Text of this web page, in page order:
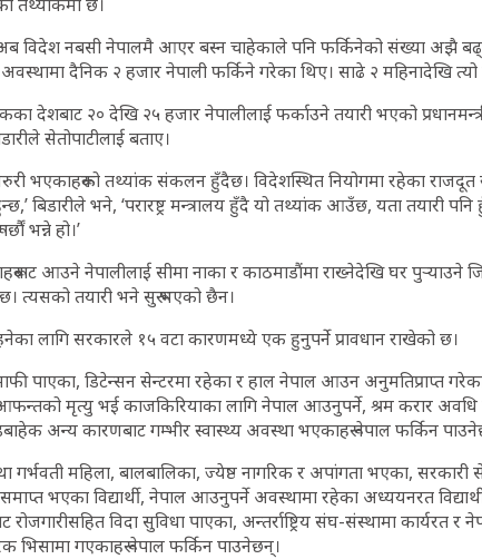
विदेश नबसी नेपालमै आएर बस्न चाहेकाले पनि फर्किनेको संख्या अझै बढ्न
दैनिक २ हजार नेपाली फर्किने गरेका थिए। साढे २ महिनादेखि
देशबाट २० देखि २५ हजार नेपालीलाई फर्काउने तयारी भएको
सेतोपाटीलाई बताए।
भएकाहरूको तथ्यांक संकलन हुँदैछ। विदेशस्थित नियोगमा रहेका
बिडारीले भने, ‘परारष्ट्र मन्त्रालय हुँदै यो तथ्यांक आउँछ, यता तयारी पनि
भन्ने हो।’
आउने नेपालीलाई सीमा नाका र काठमाडौंमा राख्नेदेखि घर पुर्‍याउने
त्यसको तयारी भने सुरू भएको छैन।
लागि सरकारले १५ वटा कारणमध्ये एक हुनुपर्ने प्रावधान राखेको छ।
पाएका, डिटेन्सन सेन्टरमा रहेका र हाल नेपाल आउन अनुमतिप्राप्त
मृत्यु भई काजकिरियाका लागि नेपाल आउनुपर्ने, श्रम करार अवधि
अन्य कारणबाट गम्भीर स्वास्थ्य अवस्था भएकाहरू नेपाल फर्किन
गर्भवती महिला, बालबालिका, ज्येष्ठ नागरिक र अपांगता भएका, सरकारी
भएका विद्यार्थी, नेपाल आउनुपर्ने अवस्थामा रहेका अध्ययनरत
रोजगारीसहित विदा सुविधा पाएका, अन्तर्राष्ट्रिय संघ-संस्थामा कार्यरत
भिसामा गएकाहरू नेपाल फर्किन पाउनेछन्।